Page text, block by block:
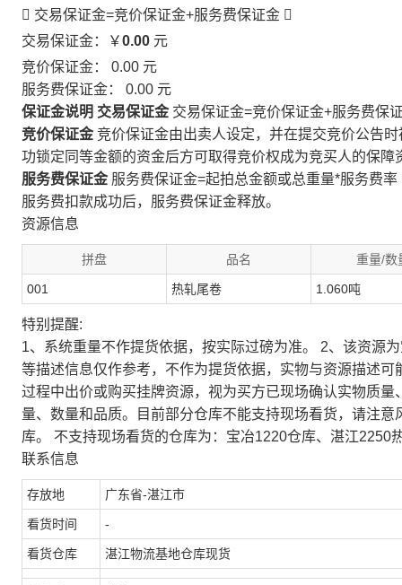
 交易保证金=竞价保证金+服务费保证金 
交易保证金：￥0.00 元
竞价保证金： 0.00 元
服务费保证金： 0.00 元
保证金说明 交易保证金 交易保证金=竞价保证金+服务费保
竞价保证金 竞价保证金由出卖人设定，并在提交竞价公告
功锁定同等金额的资金后方可取得竞价权成为竞买人的保障
服务费保证金 服务费保证金=起拍总金额或总重量*服务费率
服务费扣款成功后，服务费保证金释放。
资源信息
拼盘 品名 重量/数
001 热轧尾卷 1.060吨
特别提醒:
1、系统重量不作提货依据，按实际过磅为准。 2、该资源
等描述信息仅作参考，不作为提货依据，实物与资源描述
过程中出价或购买挂牌资源，视为买方已现场确认实物质
量、数量和品质。目前部分仓库不能支持现场看货，请注
库。 不支持现场看货的仓库为：宝冶1220仓库、湛江2250
联系信息
存放地 广东省-湛江市
看货时间 -
看货仓库 湛江物流基地仓库现货